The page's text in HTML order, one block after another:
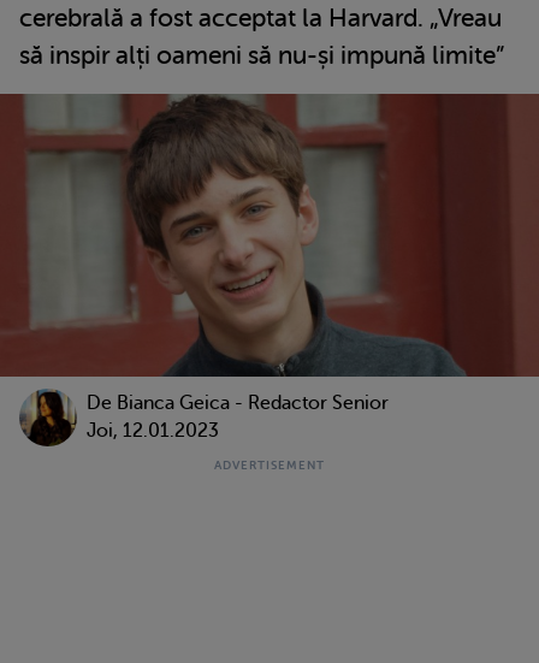
cerebrală a fost acceptat la Harvard. „Vreau
să inspir alți oameni să nu-și impună limite”
De Bianca Geica - Redactor Senior
Joi, 12.01.2023